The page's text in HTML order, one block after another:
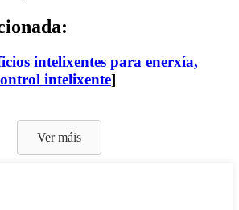
intelixentes para enerxía,
intelixente]
Ver máis